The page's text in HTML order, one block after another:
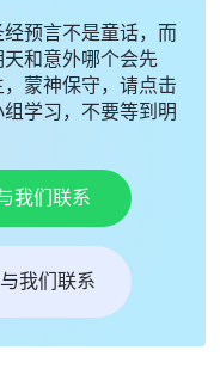
预言不是童话，而
和意外哪个会先
蒙神保守，请点击
学习，不要等到明
我们联系
我们联系